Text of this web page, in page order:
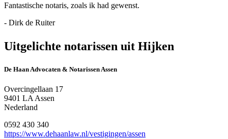
Fantastische notaris, zoals ik had gewenst.
- Dirk de Ruiter
Uitgelichte notarissen uit Hijken
De Haan Advocaten & Notarissen Assen
Overcingellaan 17
9401 LA Assen
Nederland
0592 430 340
https://www.dehaanlaw.nl/vestigingen/assen